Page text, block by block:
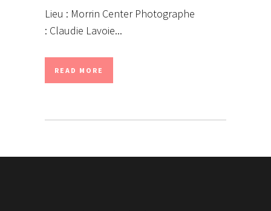
Lieu : Morrin Center Photographe
: Claudie Lavoie...
READ MORE